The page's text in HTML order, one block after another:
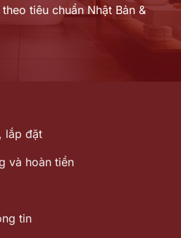
tiêu chuẩn Nhật Bản &
lắp đặt
và hoàn tiền
tin